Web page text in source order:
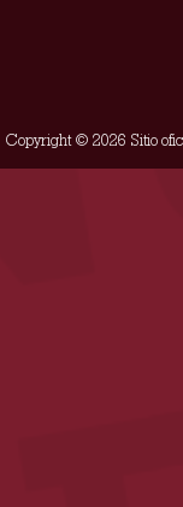
Copyright © 2026 Sitio